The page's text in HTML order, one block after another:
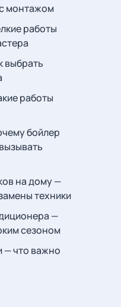
монтажом
работы
выбрать
работы
бойлер
на дому —
техники
—
сезоном
— что важно